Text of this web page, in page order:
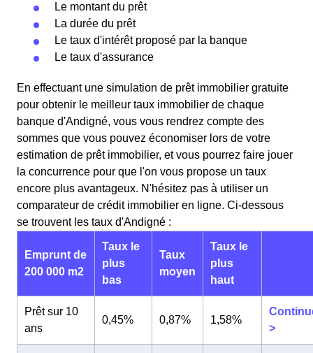
Le montant du prêt
La durée du prêt
Le taux d'intérêt proposé par la banque
Le taux d'assurance
En effectuant une simulation de prêt immobilier gratuite
pour obtenir le meilleur taux immobilier de chaque
banque d'Andigné, vous vous rendrez compte des
sommes que vous pouvez économiser lors de votre
estimation de prêt immobilier, et vous pourrez faire jouer
la concurrence pour que l'on vous propose un taux
encore plus avantageux. N'hésitez pas à utiliser un
comparateur de crédit immobilier en ligne. Ci-dessous
se trouvent les taux d'Andigné :
Emprunt de
200 000 m2
Taux le
plus
bas
Taux
moyen
Taux le
plus
haut
Prêt sur 10
ans
0,45% 0,87% 1,58%
>